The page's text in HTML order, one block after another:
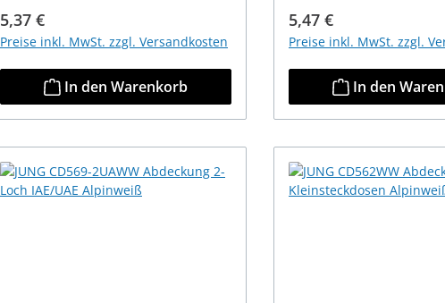
Regulärer Preis:
5,37 €
Preise inkl. MwSt. zzgl. Versandkosten
In den Warenkorb
Regulärer Preis:
5,47 €
Preise inkl. MwSt. zzgl.
In den